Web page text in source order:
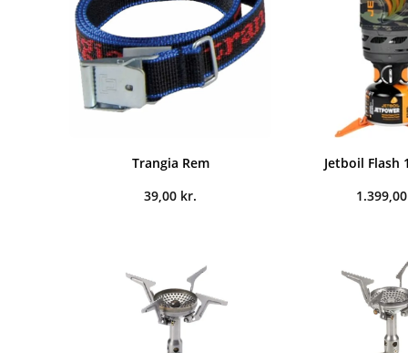
Trangia Rem
39,00 kr.
Jetboil Flash
1.399,00